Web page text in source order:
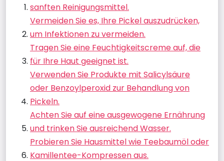
sanften Reinigungsmittel.
Vermeiden Sie es, Ihre Pickel auszudrücken,
um Infektionen zu vermeiden.
Tragen Sie eine Feuchtigkeitscreme auf, die
für Ihre Haut geeignet ist.
Verwenden Sie Produkte mit Salicylsäure
oder Benzoylperoxid zur Behandlung von
Pickeln.
Achten Sie auf eine ausgewogene Ernährung
und trinken Sie ausreichend Wasser.
Probieren Sie Hausmittel wie Teebaumöl oder
Kamillentee-Kompressen aus.